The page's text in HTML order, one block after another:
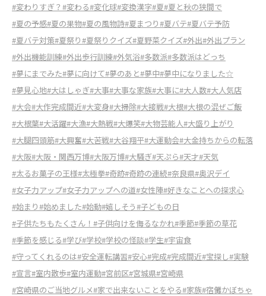
#変わりすぎ？ #変わる#変化球#変換漢字#夏#夏と秋の狭間で
#夏の予感#夏の果物#夏の風物詩#夏まつり#夏バテ#夏バテ予防
#夏バテ対策#夏祭り#夏祭りクイズ#夏野菜クイズ#外出#外出プラン
#外出機能訓練#外出歩行訓練#外気浴#多数派#多数派はどっち
#夢にまでみた#夢に向けて#夢のあと#夢中#夢中になりました☆
#夢見心地#大はしゃぎ#大事#大事な家族#大事に#大人数#大人気店
#大会#大作完成間近#大変身#大掃除#大接戦#大根#大根の混ぜご飯
#大根葉#大活躍#大漁#大熱戦#大爆笑#大物芸能人#大盛り上がり
#大腿四頭筋#大興奮#大苦戦#大谷翔平#大運動会#大金持ちからの転落
#大阪#大阪・関西万博#大阪万博#大騒ぎ#天ぷら#天才#天気
#太るお菓子の王様#太極拳#奇跡#奇跡の連続#奈良県#奥沢デイ
#女子力アップ#女子力アップへの道#女性陣#好きなことへの探求心
#始まり#始めました#始動#嬉しそう#子どもの日
#子供たちもたくさん！ #子供向けを侮るなかれ#季節#季節の草花
#季節を感じる#学び#学校#学校の怪談#学生#宇宙食
#守ってくれるのは#安全運転講習#安心#完成#完成間近#宝探し#実験
#宣言#室内散歩#室内運動#宮前区#宮城県#宮崎県
#宮崎県のご当地グルメ#家で出来ないことをやる#家族#宿儺かぼちゃ